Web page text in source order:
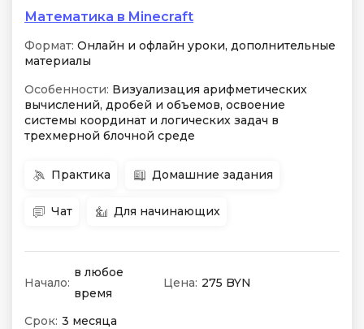
Математика в Minecraft
Формат: Онлайн и офлайн уроки, дополнительные
материалы
Особенности: Визуализация арифметических
вычислений, дробей и объемов, освоение
системы координат и логических задач в
трехмерной блочной среде
Практика Домашние задания
Чат Для начинающих
Начало:
в любое
время
Цена: 275 BYN
Срок: 3 месяца